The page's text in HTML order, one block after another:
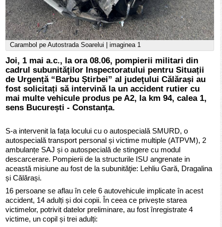
Carambol pe Autostrada Soarelui | imaginea 1
Joi, 1 mai a.c., la ora 08.06, pompierii militari din
cadrul subunităţilor Inspectoratului pentru Situații
de Urgență “Barbu Știrbei” al judeţului Călărași au
fost solicitați să intervină la un accident rutier cu
mai multe vehicule produs pe A2, la km 94, calea 1,
sens București - Constanța.
S-a intervenit la fața locului cu o autospecială SMURD, o
autospecială transport personal și victime multiple (ATPVM), 2
ambulanțe SAJ și o autospecială de stingere cu modul
descarcerare. Pompierii de la structurile ISU angrenate in
această misiune au fost de la subunităţie: Lehliu Gară, Dragalina
și Călărași.
16 persoane se aflau în cele 6 autovehicule implicate în acest
accident, 14 adulți și doi copii. În ceea ce privește starea
victimelor, potrivit datelor preliminare, au fost înregistrate 4
victime, un copil și trei adulți: